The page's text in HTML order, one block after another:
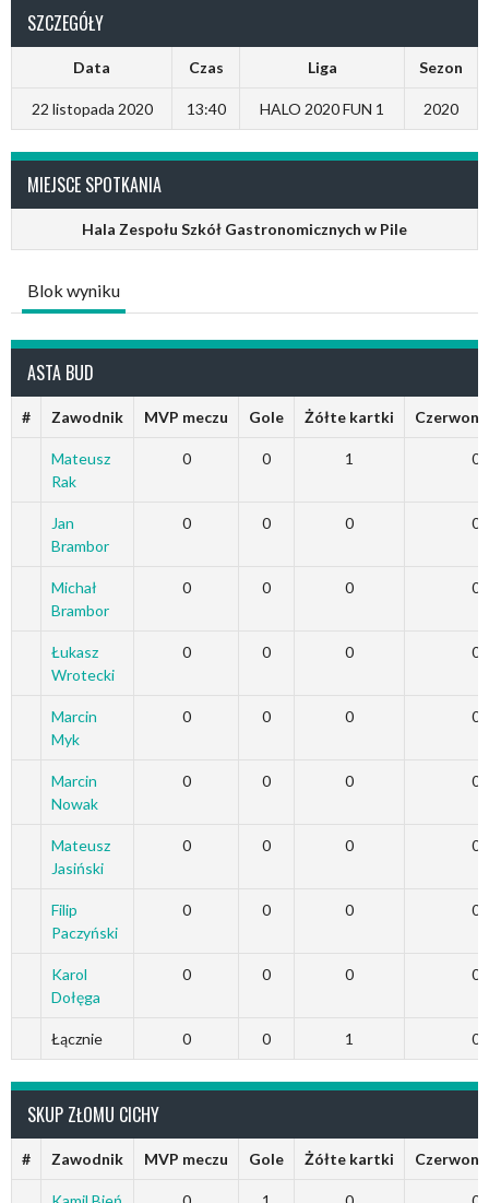
SZCZEGÓŁY
Data Czas Liga Sezon
22 listopada 2020 13:40 HALO 2020 FUN 1 2020
MIEJSCE SPOTKANIA
Hala Zespołu Szkół Gastronomicznych w Pile
Blok wyniku
ASTA BUD
# Zawodnik MVP meczu Gole Żółte kartki
Mateusz
Rak
0 0 1 0
Jan
Brambor
0 0 0 0
Michał
Brambor
0 0 0 0
Łukasz
Wrotecki
0 0 0 0
Marcin
Myk
0 0 0 0
Marcin
Nowak
0 0 0 0
Mateusz
Jasiński
0 0 0 0
Filip
Paczyński
0 0 0 0
Karol
Dołęga
0 0 0 0
Łącznie 0 0 1 0
SKUP ZŁOMU CICHY
# Zawodnik MVP meczu Gole Żółte kartki